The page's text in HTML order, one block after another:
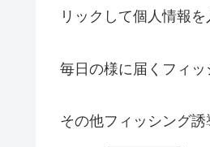
リックして個人情報
毎日の様に届くフィッ
その他フィッシング誘